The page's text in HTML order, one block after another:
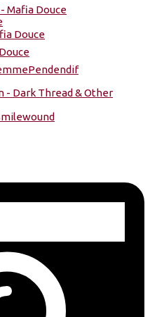
Pendendif
- Dark Thread & Other